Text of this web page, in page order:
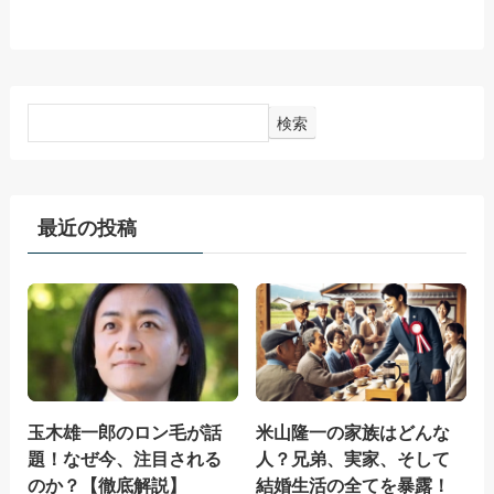
検索
最近の投稿
玉木雄一郎のロン毛が話
題！なぜ今、注目される
のか？【徹底解説】
米山隆一の家族はどんな
人？兄弟、実家、そして
結婚生活の全てを暴露！